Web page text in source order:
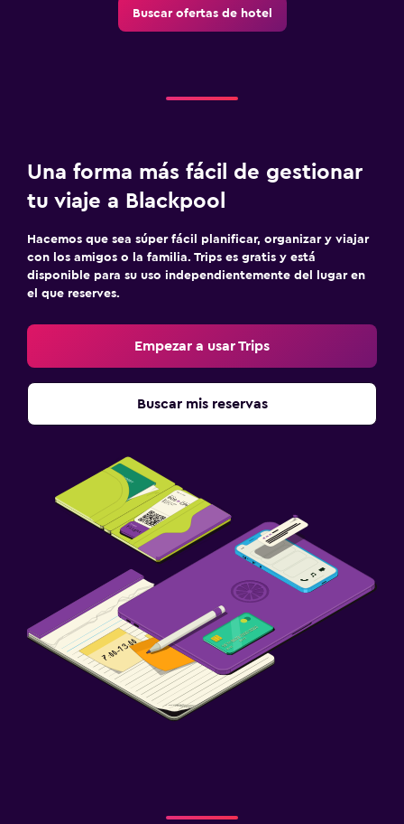
Buscar ofertas de hotel
Una forma más fácil de gestionar
tu viaje a Blackpool
Hacemos que sea súper fácil planificar, organizar y viajar
con los amigos o la familia. Trips es gratis y está
disponible para su uso independientemente del lugar en
el que reserves.
Empezar a usar Trips
Buscar mis reservas